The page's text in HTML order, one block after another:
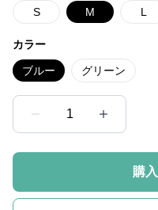
S M L
カラー
ブルー グリーン
1
購